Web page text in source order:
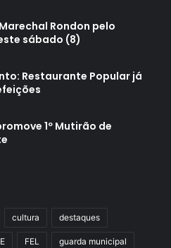
Rondon pelo
sábado (8)
Restaurante Popular já
1º Mutirão de
cultura destaques
FEL guarda municipal